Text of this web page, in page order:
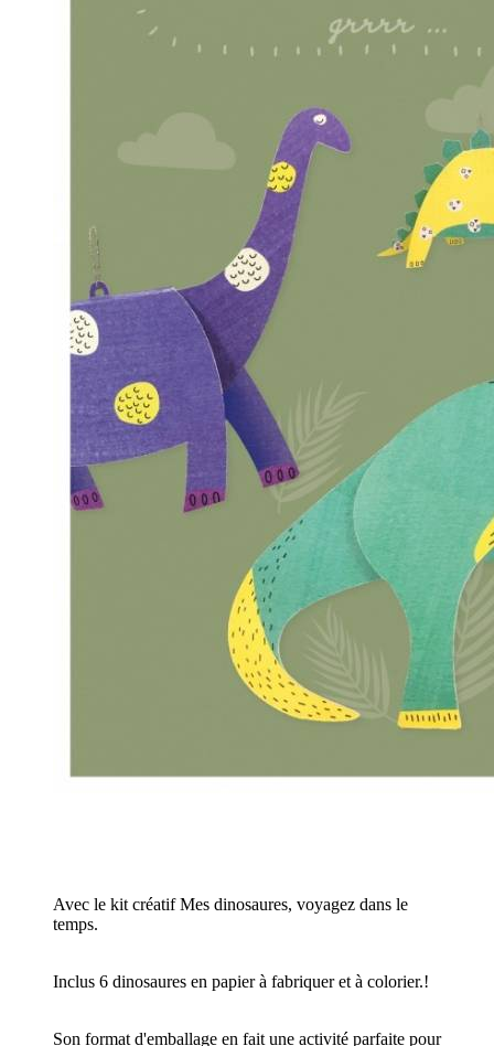
Avec le kit créatif Mes dinosaures, voyagez dans le
temps.
Inclus 6 dinosaures en papier à fabriquer et à colorier.!
Son format d'emballage en fait une activité parfaite pour